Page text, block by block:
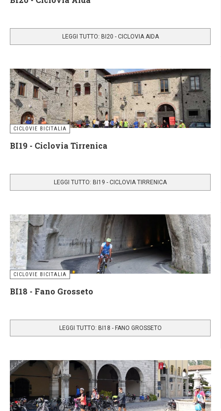
LEGGI TUTTO: BI20 - CICLOVIA AIDA
CICLOVIE BICITALIA
BI19 - Ciclovia Tirrenica
LEGGI TUTTO: BI19 - CICLOVIA TIRRENICA
CICLOVIE BICITALIA
BI18 - Fano Grosseto
LEGGI TUTTO: BI18 - FANO GROSSETO